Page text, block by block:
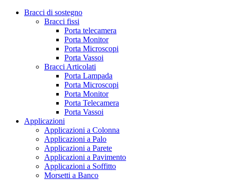
Bracci di sostegno
Bracci fissi
Porta telecamera
Porta Monitor
Porta Microscopi
Porta Vassoi
Bracci Articolati
Porta Lampada
Porta Microscopi
Porta Monitor
Porta Telecamera
Porta Vassoi
Applicazioni
Applicazioni a Colonna
Applicazioni a Palo
Applicazioni a Parete
Applicazioni a Pavimento
Applicazioni a Soffitto
Morsetti a Banco